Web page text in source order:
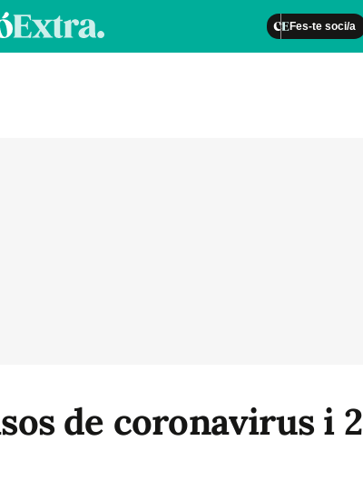
Fes-te soci/a
de coronavirus i 2